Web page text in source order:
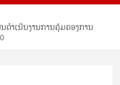
ນດໍາເນີນງານການຄຸ້ມຄອງການ